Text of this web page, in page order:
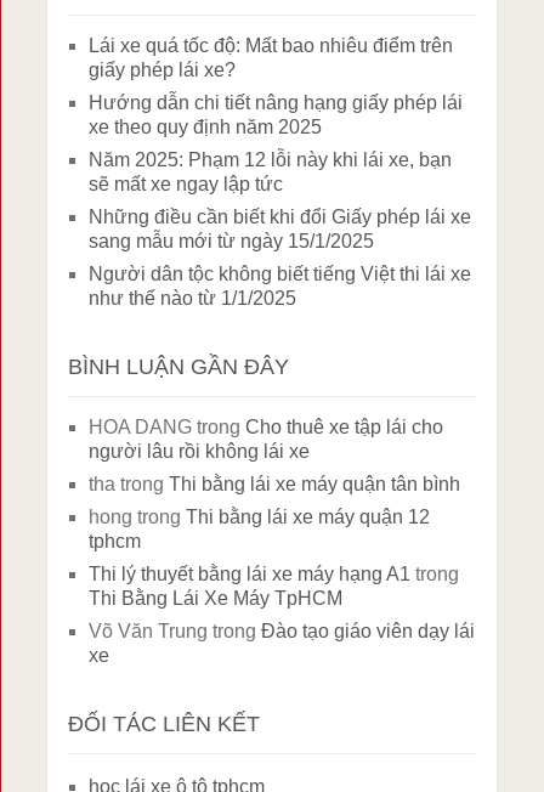
Lái xe quá tốc độ: Mất bao nhiêu điểm trên
giấy phép lái xe?
Hướng dẫn chi tiết nâng hạng giấy phép lái
xe theo quy định năm 2025
Năm 2025: Phạm 12 lỗi này khi lái xe, bạn
sẽ mất xe ngay lập tức
Những điều cần biết khi đổi Giấy phép lái xe
sang mẫu mới từ ngày 15/1/2025
Người dân tộc không biết tiếng Việt thi lái xe
như thế nào từ 1/1/2025
BÌNH LUẬN GẦN ĐÂY
HOA DANG trongCho thuê xe tập lái cho
người lâu rồi không lái xe
tha trongThi bằng lái xe máy quận tân bình
hong trongThi bằng lái xe máy quận 12
tphcm
Thi lý thuyết bằng lái xe máy hạng A1 trong
Thi Bằng Lái Xe Máy TpHCM
Võ Văn Trung trongĐào tạo giáo viên dạy lái
xe
ĐỐI TÁC LIÊN KẾT
học lái xe ô tô tphcm